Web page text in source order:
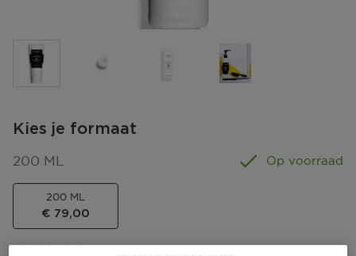
Kies je formaat
200 ML Op voorraad
200 ML
€ 79,00